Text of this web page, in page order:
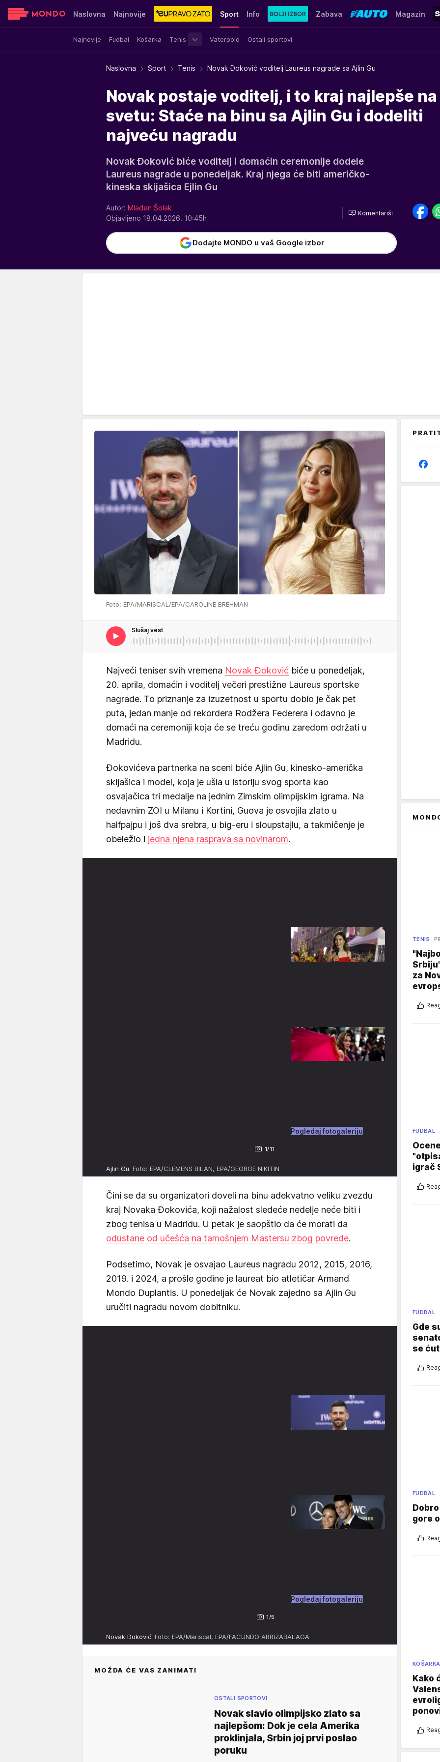
Naslovna Najnovije Sport
Najnovije Fudbal Košarka Tenis Vaterpolo Ostali sportovi
Info Zabava Magazin
Sensa Stvar ukusa Yumama
Naslovna Sport Tenis Novak Đoković voditelj Laureus nagrade sa Ajlin Gu
Novak postaje voditelj, i to kraj najlepše na
svetu: Staće na binu sa Ajlin Gu i dodeliti
najveću nagradu
Novak Đoković biće voditelj i domaćin ceremonije dodele
Laureus nagrade u ponedeljak. Kraj njega će biti američko-
kineska skijašica Ejlin Gu
Autor: Mladen Šolak
Objavljeno 18.04.2026. 10:45h
Komentariši
Dodajte MONDO u vaš Google izbor
Foto: EPA/MARISCAL/EPA/CAROLINE BREHMAN
Slušaj vest
Najveći teniser svih vremena Novak Đoković biće u ponedeljak,
20. aprila, domaćin i voditelj večeri prestižne Laureus sportske
nagrade. To priznanje za izuzetnost u sportu dobio je čak pet
puta, jedan manje od rekordera Rodžera Federera i odavno je
domaći na ceremoniji koja će se treću godinu zaredom održati u
Madridu.
Đokovićeva partnerka na sceni biće Ajlin Gu, kinesko-američka
skijašica i model, koja je ušla u istoriju svog sporta kao
osvajačica tri medalje na jednim Zimskim olimpijskim igrama. Na
nedavnim ZOI u Milanu i Kortini, Guova je osvojila zlato u
halfpajpu i još dva srebra, u big-eru i sloupstajlu, a takmičenje je
obeležio i jedna njena rasprava sa novinarom.
1/11
Pogledaj fotogaleriju
Ajlin Gu Foto: EPA/CLEMENS BILAN, EPA/GEORGE NIKITIN
Čini se da su organizatori doveli na binu adekvatno veliku zvezdu
kraj Novaka Đokovića, koji nažalost sledeće nedelje neće biti i
zbog tenisa u Madridu. U petak je saopštio da će morati da
odustane od učešća na tamošnjem Mastersu zbog povrede.
Podsetimo, Novak je osvajao Laureus nagradu 2012, 2015, 2016,
2019. i 2024, a prošle godine je laureat bio atletičar Armand
Mondo Duplantis. U ponedeljak će Novak zajedno sa Ajlin Gu
uručiti nagradu novom dobitniku.
1/5
Pogledaj fotogaleriju
Novak Đoković Foto: EPA/Mariscal, EPA/FACUNDO ARRIZABALAGA
MOŽDA ĆE VAS ZANIMATI
OSTALI SPORTOVI
Novak slavio olimpijsko zlato sa
najlepšom: Dok je cela Amerika
proklinjala, Srbin joj prvi poslao
poruku
TENIS
za
FUDBAL
igrač
FUDBAL
Gde
se
FUDBAL
gore
KOŠARKA
Kako